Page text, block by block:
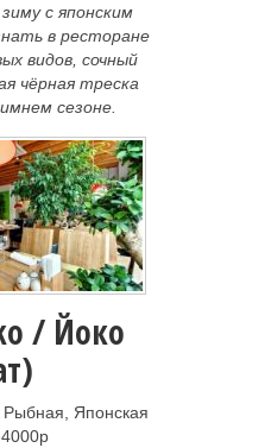
с японским
в ресторане
видов, сочный
чёрная треска
сезоне.
/ Йоко
Рыбная, Японская